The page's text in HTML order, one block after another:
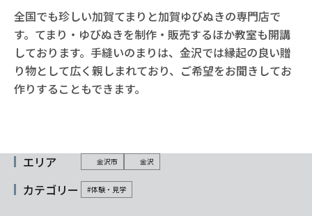
全国でも珍しい加賀てまりと加賀ゆびぬきの専門店で
す。てまり・ゆびぬきを制作・販売するほか教室も開講
しております。手縫いのまりは、金沢では縁起の良い贈
り物として広く親しまれており、ご希望をお聞きしてお
作りすることもできます。
エリア 金沢市 金沢
カテゴリー #体験・見学